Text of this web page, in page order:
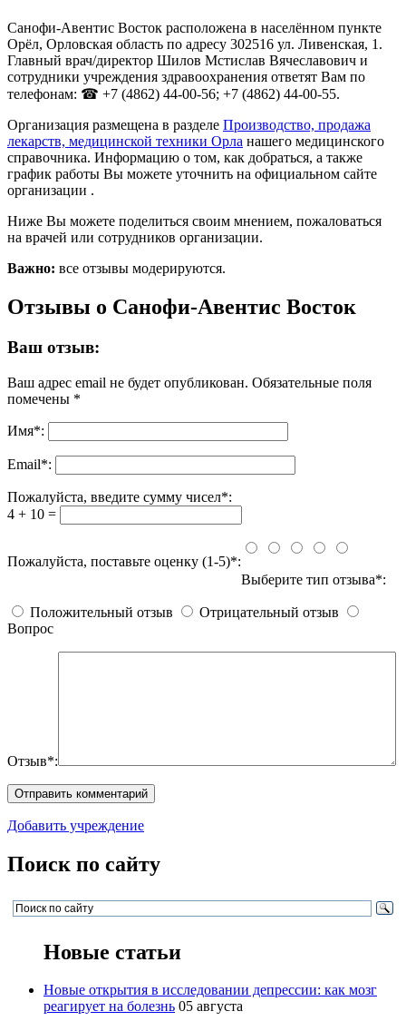
Санофи-Авентис Восток расположена в населённом пункте
Орёл, Орловская область по адресу 302516 ул. Ливенская, 1.
Главный врач/директор Шилов Мстислав Вячеславович и
сотрудники учреждения здравоохранения ответят Вам по
телефонам: ☎ +7 (4862) 44-00-56; +7 (4862) 44-00-55.
Организация размещена в разделе Производство, продажа
лекарств, медицинской техники Орла нашего медицинского
справочника. Информацию о том, как добраться, а также
график работы Вы можете уточнить на официальном сайте
организации .
Ниже Вы можете поделиться своим мнением, пожаловаться
на врачей или сотрудников организации.
Важно: все отзывы модерируются.
Отзывы о Санофи-Авентис Восток
Ваш отзыв:
Ваш адрес email не будет опубликован. Обязательные поля
помечены *
Имя*:
Email*:
Пожалуйста, введите сумму чисел*:
4 + 10 =
Пожалуйста, поставьте оценку (1-5)*:
Выберите тип отзыва*:
Положительный отзыв
Отрицательный отзыв
Вопрос
Отзыв*:
Добавить учреждение
Поиск по сайту
Новые статьи
Новые открытия в исследовании депрессии: как мозг
реагирует на болезнь 05 августа